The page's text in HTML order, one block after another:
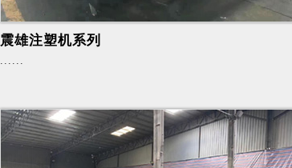
震雄注塑机系列